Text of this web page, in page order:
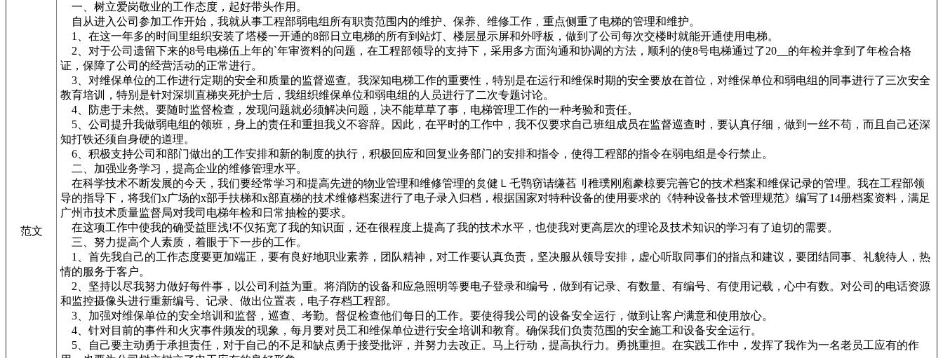
范文
一、树立爱岗敬业的工作态度，起好带头作用。
自从进入公司参加工作开始，我就从事工程部弱电组所有职责范围内的维护、保养、维修工作，重点侧重了电梯的管理和维护。
1、在这一年多的时间里组织安装了塔楼一开通的8部日立电梯的所有到站灯、楼层显示屏和外呼板，做到了公司每次交楼时就能开通使用电梯。
2、对于公司遗留下来的8号电梯伍上年的`年审资料的问题，在工程部领导的支持下，采用多方面沟通和协调的方法，顺利的使8号电梯通过了20__的年检并拿到了年检合格
证，保障了公司的经营活动的正常进行。
3、对维保单位的工作进行定期的安全和质量的监督巡查。我深知电梯工作的重要性，特别是在运行和维保时期的安全要放在首位，对维保单位和弱电组的同事进行了三次安全
教育培训，特别是针对深圳直梯夹死护士后，我组织维保单位和弱电组的人员进行了二次专题讨论。
4、防患于未然。要随时监督检查，发现问题就必须解决问题，决不能草草了事，电梯管理工作的一种考验和责任。
5、公司提升我做弱电组的领班，身上的责任和重担我义不容辞。因此，在平时的工作中，我不仅要求自己班组成员在监督巡查时，要认真仔细，做到一丝不苟，而且自己还深
知打铁还须自身硬的道理。
6、积极支持公司和部门做出的工作安排和新的制度的执行，积极回应和回复业务部门的安排和指令，使得工程部的指令在弱电组是令行禁止。
二、加强业务学习，提高企业的维修管理水平。
在科学技术不断发展的今天，我们要经常学习和提高先进的物业管理和维修管理的炱健Ｌ乇鹗窃诘缣萏刂稚璞刚庖豢椋要完善它的技术档案和维保记录的管理。我在工程部领
导的指导下，将我们x广场的x部手扶梯和x部直梯的技术维修档案进行了电子录入归档，根据国家对特种设备的使用要求的《特种设备技术管理规范》编写了14册档案资料，满足
广州市技术质量监督局对我司电梯年检和日常抽检的要求。
在这项工作中使我的确受益匪浅!不仅拓宽了我的知识面，还在很程度上提高了我的技术水平，也使我对更高层次的理论及技术知识的学习有了迫切的需要。
三、努力提高个人素质，着眼于下一步的工作。
1、首先我自己的工作态度要更加端正，要有良好地职业素养，团队精神，对工作要认真负责，坚决服从领导安排，虚心听取同事们的指点和建议，要团结同事、礼貌待人，热
情的服务于客户。
2、坚持以尽我努力做好每件事，以公司利益为重。将消防的设备和应急照明等要电子登录和编号，做到有记录、有数量、有编号、有使用记载，心中有数。对公司的电话资源
和监控摄像头进行重新编号、记录、做出位置表，电子存档工程部。
3、加强对维保单位的安全培训和监督，巡查、考勤。督促检查他们每日的工作。要使得我公司的设备安全运行，做到让客户满意和使用放心。
4、针对目前的事件和火灾事件频发的现象，每月要对员工和维保单位进行安全培训和教育。确保我们负责范围的安全施工和设备安全运行。
5、自己要主动勇于承担责任，对于自己的不足和缺点勇于接受批评，并努力去改正。马上行动，提高执行力。勇挑重担。在实践工作中，发挥了我作为一名老员工应有的作